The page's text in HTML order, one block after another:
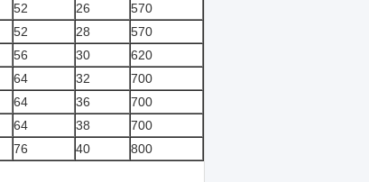
52 26
570
52 28
570
56 30
620
64 32
700
64 36
700
64 38
700
76 40 800